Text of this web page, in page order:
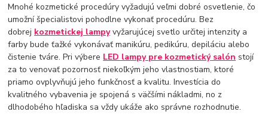
Mnohé kozmetické procedúry vyžadujú veľmi dobré osvetlenie, čo
umožní špecialistovi pohodlne vykonať procedúru. Bez
dobrej kozmetickej lampyvyžarujúcej svetlo určitej intenzity a
farby bude ťažké vykonávať manikúru, pedikúru, depiláciu alebo
čistenie tváre. Pri výbere LED lampy pre kozmetický salón stojí
za to venovať pozornosť niekoľkým jeho vlastnostiam, ktoré
priamo ovplyvňujú jeho funkčnosť a kvalitu. Investícia do
kvalitného vybavenia je spojená s väčšími nákladmi, no z
dlhodobého hľadiska sa vždy ukáže ako správne rozhodnutie.